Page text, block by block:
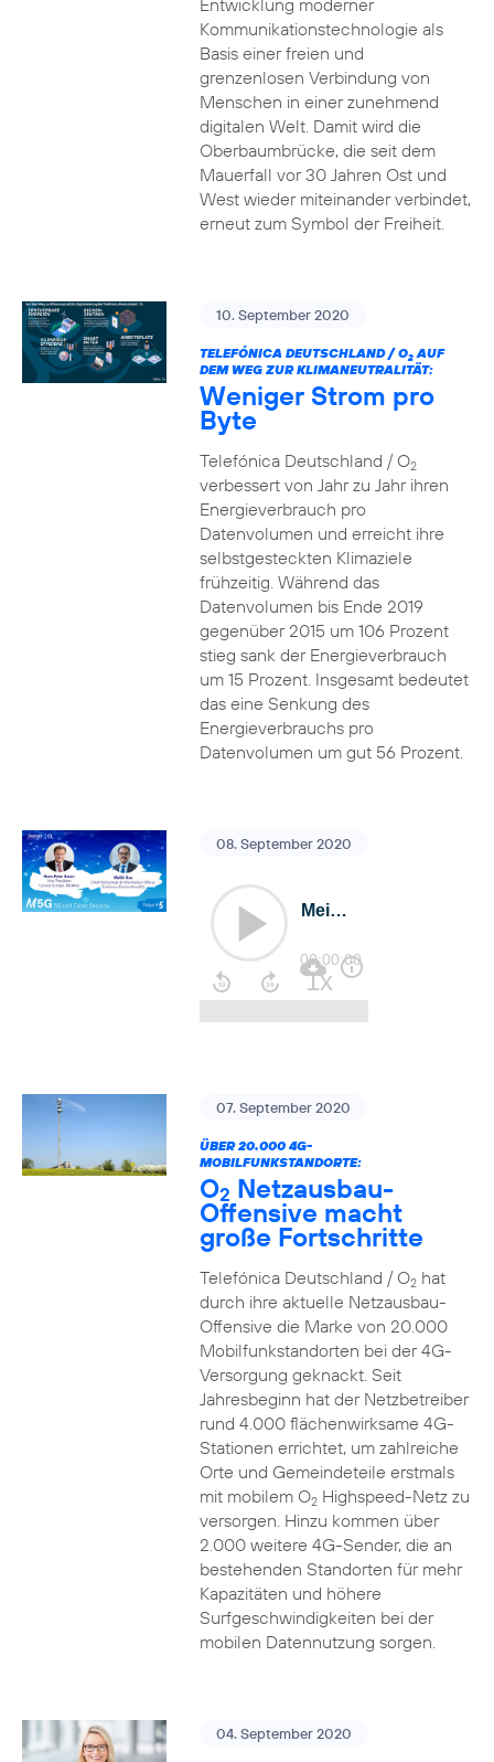
Entwicklung moderner
Kommunikationstechnologie als
Basis einer freien und
grenzenlosen Verbindung von
Menschen in einer zunehmend
digitalen Welt. Damit wird die
Oberbaumbrücke, die seit dem
Mauerfall vor 30 Jahren Ost und
West wieder miteinander verbindet,
erneut zum Symbol der Freiheit.
10. September 2020
TELEFÓNICA DEUTSCHLAND / O2AUF
DEM WEG ZUR KLIMANEUTRALITÄT:
Weniger Strom pro
Byte
Telefónica Deutschland / O2
verbessert von Jahr zu Jahr ihren
Energieverbrauch pro
Datenvolumen und erreicht ihre
selbstgesteckten Klimaziele
frühzeitig. Während das
Datenvolumen bis Ende 2019
gegenüber 2015 um 106 Prozent
stieg sank der Energieverbrauch
um 15 Prozent. Insgesamt bedeutet
das eine Senkung des
Energieverbrauchs pro
Datenvolumen um gut 56 Prozent.
08. September 2020
07. September 2020
ÜBER 20.000 4G-
MOBILFUNKSTANDORTE:
O2 Netzausbau-
Offensive macht
große Fortschritte
Telefónica Deutschland / O2hat
durch ihre aktuelle Netzausbau-
Offensive die Marke von 20.000
Mobilfunkstandorten bei der 4G-
Versorgung geknackt. Seit
Jahresbeginn hat der Netzbetreiber
rund 4.000 flächenwirksame 4G-
Stationen errichtet, um zahlreiche
Orte und Gemeindeteile erstmals
mit mobilem O2Highspeed-Netz zu
versorgen. Hinzu kommen über
2.000 weitere 4G-Sender, die an
bestehenden Standorten für mehr
Kapazitäten und höhere
Surfgeschwindigkeiten bei der
mobilen Datennutzung sorgen.
04. September 2020